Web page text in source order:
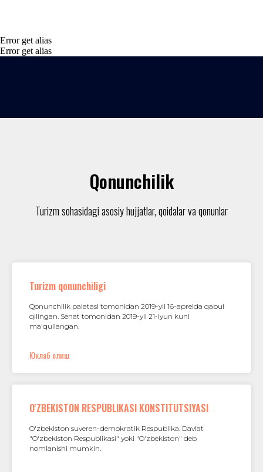
Error get alias
Error get alias
Qonunchilik
Turizm sohasidagi asosiy hujjatlar, qoidalar va qonunlar
Turizm qonunchiligi
Qonunchilik palatasi tomonidan 2019-yil 16-aprelda qabul
qilingan. Senat tomonidan 2019-yil 21-iyun kuni
ma'qullangan.
Юклаб олиш
O'ZBEKISTON RESPUBLIKASI KONSTITUTSIYASI
O'zbekiston suveren-demokratik Respublika. Davlat
"O'zbekiston Respublikasi" yoki "O'zbekiston" deb
nomlanishi mumkin.